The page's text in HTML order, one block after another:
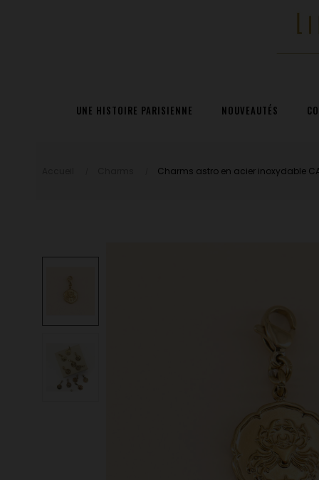
UNE HISTOIRE PARISIENNE NOUVEAUTÉS
Charms astro en acier inoxydable